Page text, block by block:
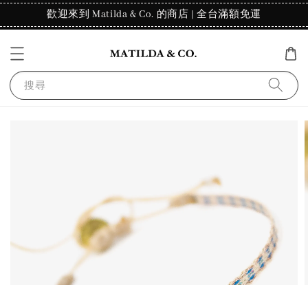
歡迎來到 Matilda & Co. 的商店 | 全台滿額免運
搜尋